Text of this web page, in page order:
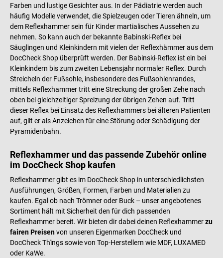
Farben und lustige Gesichter aus. In der Pädiatrie werden auch
häufig Modelle verwendet, die Spielzeugen oder Tieren ähneln, um
dem Reflexhammer sein für Kinder martialisches Aussehen zu
nehmen. So kann auch der bekannte Babinski-Reflex bei
Säuglingen und Kleinkindern mit vielen der Reflexhämmer aus dem
DocCheck Shop überprüft werden. Der Babinski-Reflex ist ein bei
Kleinkindern bis zum zweiten Lebensjahr normaler Reflex. Durch
Streicheln der Fußsohle, insbesondere des Fußsohlenrandes,
mittels Reflexhammer tritt eine Streckung der großen Zehe nach
oben bei gleichzeitiger Spreizung der übrigen Zehen auf. Tritt
dieser Reflex bei Einsatz des Reflexhammers bei älteren Patienten
auf, gilt er als Anzeichen für eine Störung oder Schädigung der
Pyramidenbahn.
Reflexhammer und das passende Zubehör online
im DocCheck Shop kaufen
Reflexhammer gibt es im DocCheck Shop in unterschiedlichsten
Ausführungen, Größen, Formen, Farben und Materialien zu
kaufen. Egal ob nach Trömner oder Buck – unser angebotenes
Sortiment hält mit Sicherheit den für dich passenden
Reflexhammer bereit. Wir bieten dir dabei deinen Reflexhammerzu
fairen Preisenvon unseren Eigenmarken DocCheck und
DocCheck Thïngs sowie von Top-Herstellern wie MDF, LUXAMED
oder KaWe.